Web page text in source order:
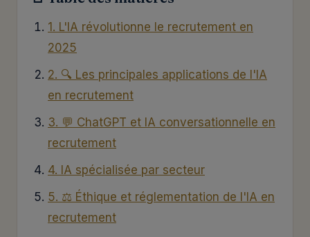
1. L'IA révolutionne le recrutement en
2025
2. 🔍 Les principales applications de l'IA
en recrutement
3. 💬 ChatGPT et IA conversationnelle en
recrutement
4. IA spécialisée par secteur
5. ⚖ Éthique et réglementation de l'IA en
recrutement